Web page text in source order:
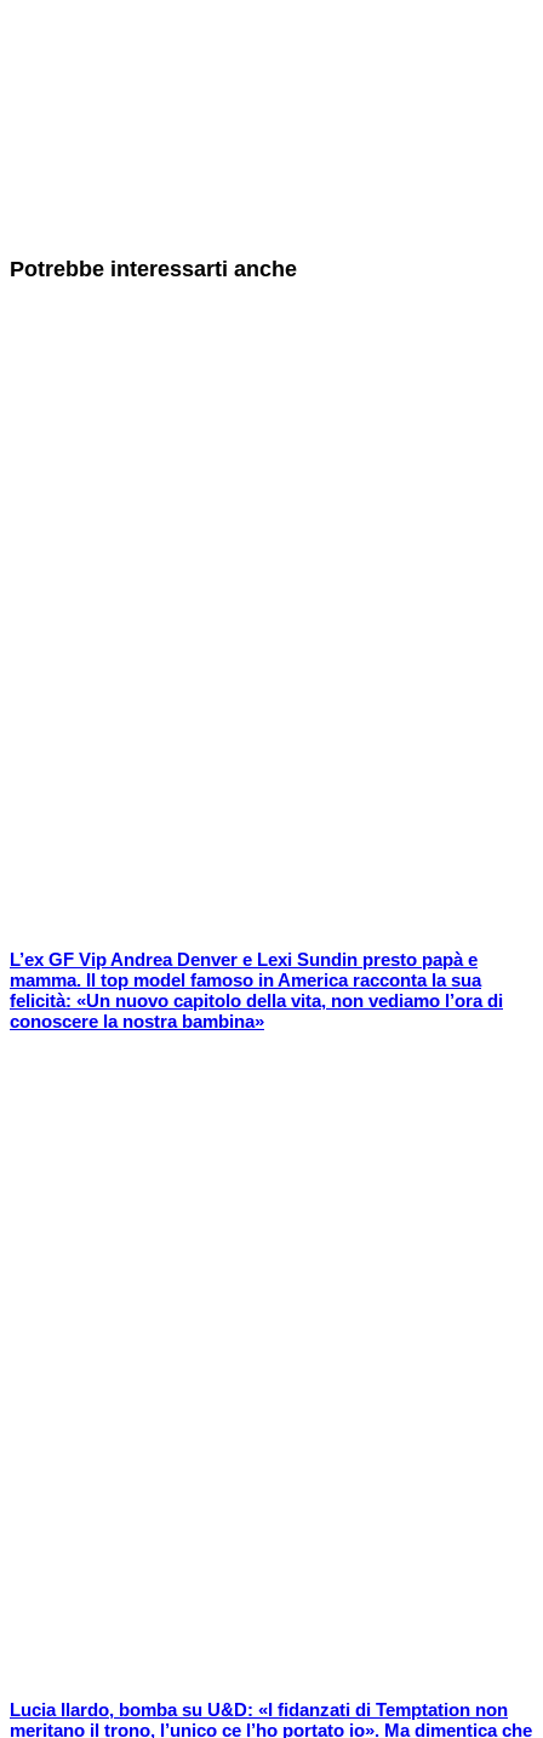
Potrebbe interessarti anche
L’ex GF Vip Andrea Denver e Lexi Sundin presto papà e
mamma. Il top model famoso in America racconta la sua
felicità: «Un nuovo capitolo della vita, non vediamo l’ora di
conoscere la nostra bambina»
Lucia Ilardo, bomba su U&D: «I fidanzati di Temptation non
meritano il trono, l’unico ce l’ho portato io». Ma dimentica che